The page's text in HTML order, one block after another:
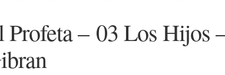
Profeta – 03 Los Hijos